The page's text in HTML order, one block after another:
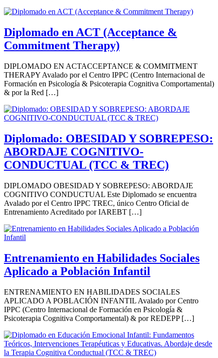
Diplomado en ACT (Acceptance &
Commitment Therapy)
DIPLOMADO EN ACTACCEPTANCE & COMMITMENT
THERAPY Avalado por el Centro IPPC (Centro Internacional de
Formación en Psicología & Psicoterapia Cognitiva Comportamental)
& por la Red […]
Diplomado: OBESIDAD Y SOBREPESO:
ABORDAJE COGNITIVO-
CONDUCTUAL (TCC & TREC)
DIPLOMADO OBESIDAD Y SOBREPESO: ABORDAJE
COGNITIVO CONDUCTUAL Este Diplomado se encuentra
Avalado por el Centro IPPC TREC, único Centro Oficial de
Entrenamiento Acreditado por IAREBT […]
Entrenamiento en Habilidades Sociales
Aplicado a Población Infantil
ENTRENAMIENTO EN HABILIDADES SOCIALES
APLICADO A POBLACIÓN INFANTIL Avalado por Centro
IPPC (Centro Internacional de Formación en Psicología &
Psicoterapia Cognitiva Comportamental) & por REDEPP […]